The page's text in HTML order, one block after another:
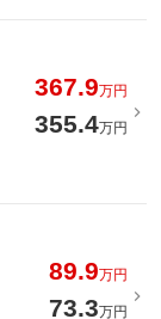
367.9万円
355.4万円
89.9万円
73.3万円